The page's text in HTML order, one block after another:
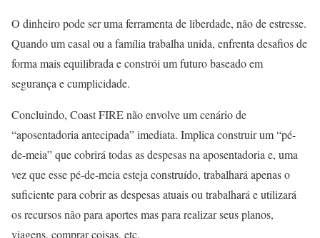
O dinheiro pode ser uma ferramenta de liberdade, não de estresse.
Quando um casal ou a família trabalha unida, enfrenta desafios de
forma mais equilibrada e constrói um futuro baseado em
segurança e cumplicidade.
Concluindo, Coast FIRE não envolve um cenário de
“aposentadoria antecipada” imediata. Implica construir um “pé-
de-meia” que cobrirá todas as despesas na aposentadoria e, uma
vez que esse pé-de-meia esteja construído, trabalhará apenas o
suficiente para cobrir as despesas atuais ou trabalhará e utilizará
os recursos não para aportes mas para realizar seus planos,
viagens, comprar coisas, etc.